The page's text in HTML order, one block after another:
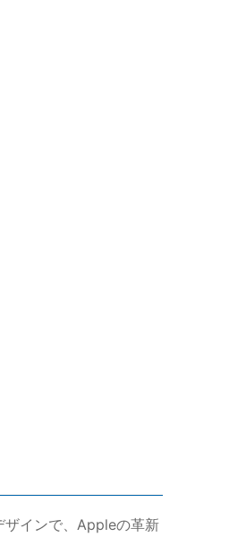
インで、Appleの革新